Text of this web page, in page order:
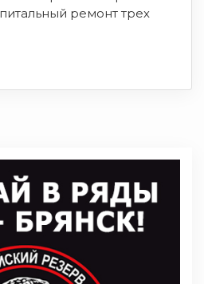
ремонт трех